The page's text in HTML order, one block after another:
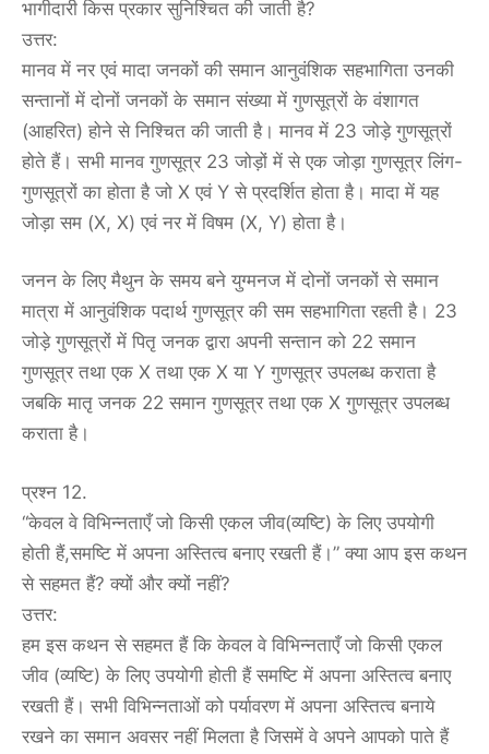
भागीदारी किस प्रकार सुनिश्चित की जाती है?
उत्तर:
मानव में नर एवं मादा जनकों की समान आनुवंशिक सहभागिता उनकी
सन्तानों में दोनों जनकों के समान संख्या में गुणसूत्रों के वंशागत
(आहरित) होने से निश्चित की जाती है। मानव में 23 जोड़े गुणसूत्रों
होते हैं। सभी मानव गुणसूत्र 23 जोड़ों में से एक जोड़ा गुणसूत्र लिंग-
गुणसूत्रों का होता है जो X एवं Y से प्रदर्शित होता है। मादा में यह
जोड़ा सम (X, X) एवं नर में विषम (X, Y) होता है।
जनन के लिए मैथुन के समय बने युग्मनज में दोनों जनकों से समान
मात्रा में आनुवंशिक पदार्थ गुणसूत्र की सम सहभागिता रहती है। 23
जोड़े गुणसूत्रों में पितृ जनक द्वारा अपनी सन्तान को 22 समान
गुणसूत्र तथा एक X तथा एक X या Y गुणसूत्र उपलब्ध कराता है
जबकि मातृ जनक 22 समान गुणसूत्र तथा एक X गुणसूत्र उपलब्ध
कराता है।
प्रश्न 12.
“केवल वे विभिन्नताएँ जो किसी एकल जीव(व्यष्टि) के लिए उपयोगी
होती हैं,समष्टि में अपना अस्तित्व बनाए रखती हैं।” क्या आप इस कथन
से सहमत हैं? क्यों और क्यों नहीं?
उत्तर:
हम इस कथन से सहमत हैं कि केवल वे विभिन्नताएँ जो किसी एकल
जीव (व्यष्टि) के लिए उपयोगी होती हैं समष्टि में अपना अस्तित्व बनाए
रखती हैं। सभी विभिन्नताओं को पर्यावरण में अपना अस्तित्व बनाये
रखने का समान अवसर नहीं मिलता है जिसमें वे अपने आपको पाते हैं